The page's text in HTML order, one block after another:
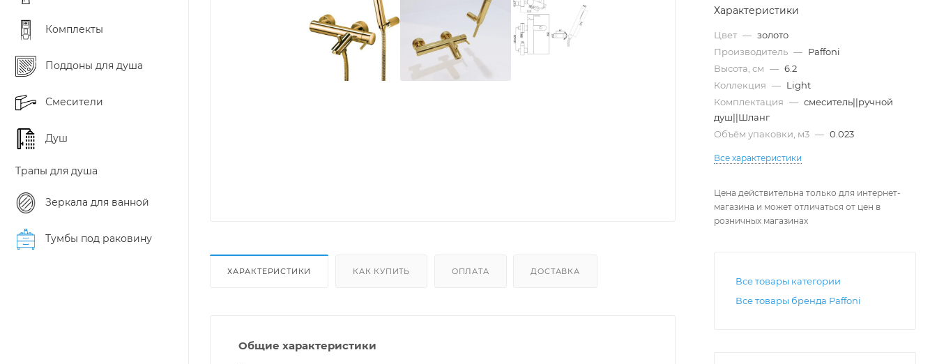
Комплекты
Поддоны для душа
Смесители
Душ
Трапы для душа
Зеркала для ванной
Тумбы под раковину
ХАРАКТЕРИСТИКИ КАК КУПИТЬ ОПЛАТА ДОСТАВКА
Общие характеристики
Характеристики
Цвет — золото
Производитель — Paffoni
Высота, см — 6.2
Коллекция — Light
Комплектация — смеситель||ручной
душ||Шланг
Объём упаковки, м3 — 0.023
Все характеристики
Цена действительна только для интернет-
магазина и может отличаться от цен в
розничных магазинах
Все товары категории
Все товары бренда Paffoni